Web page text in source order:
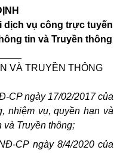
dịch vụ công trực tuyến
tin và Truyền thông
VÀ TRUYỀN THÔNG
CP ngày 17/02/2017 của
nhiệm vụ, quyền hạn và
và Truyền thông;
CP ngày 8/4/2020 của